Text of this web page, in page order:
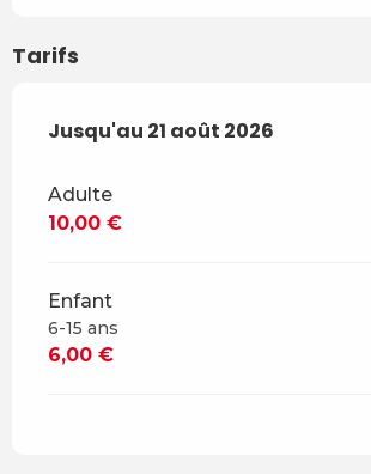
Tarifs
Du17 juillet 2025au21 août 2026
Jusqu'au 21 août 2026
Adulte
10,00 €
Enfant
6-15 ans
6,00 €